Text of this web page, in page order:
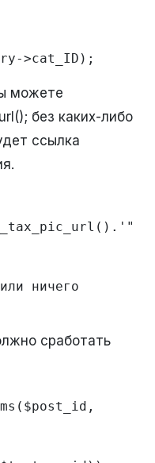
можете
без каких-либо
ссылка
сработать